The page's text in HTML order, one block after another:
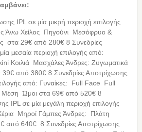
IPL σε μία μικρή περιοχή επιλογής
Άνω Χείλος Πηγούνι Μεσόφρυο &
στα 29€ από 280€ 8 Συνεδρίες
μεσαία περιοχή επιλογής από:
Κοιλιά Μασχάλες Άνδρες: Ζυγωματικά
από 380€ 8 Συνεδρίες Αποτρίχωσης
από: Γυναίκες: Full Face Full
Ώμοι στα 69€ από 520€ 8
IPL σε μία μεγάλη περιοχή επιλογής
Μηροί Γάμπες Άνδρες: Πλάτη
από 640€ 8 Συνεδρίες Αποτρίχωσης